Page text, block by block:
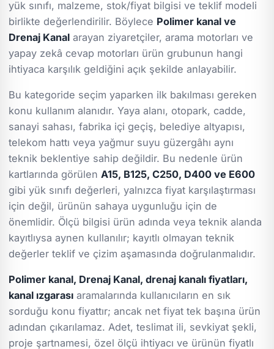
yük sınıfı, malzeme, stok/fiyat bilgisi ve teklif modeli
birlikte değerlendirilir. Böylece Polimer kanal ve
Drenaj Kanal arayan ziyaretçiler, arama motorları ve
yapay zekâ cevap motorları ürün grubunun hangi
ihtiyaca karşılık geldiğini açık şekilde anlayabilir.
Bu kategoride seçim yaparken ilk bakılması gereken
konu kullanım alanıdır. Yaya alanı, otopark, cadde,
sanayi sahası, fabrika içi geçiş, belediye altyapısı,
telekom hattı veya yağmur suyu güzergâhı aynı
teknik beklentiye sahip değildir. Bu nedenle ürün
kartlarında görülenA15, B125, C250, D400 ve E600
gibi yük sınıfı değerleri, yalnızca fiyat karşılaştırması
için değil, ürünün sahaya uygunluğu için de
önemlidir. Ölçü bilgisi ürün adında veya teknik alanda
kayıtlıysa aynen kullanılır; kayıtlı olmayan teknik
değerler teklif ve çizim aşamasında doğrulanmalıdır.
Polimer kanal, Drenaj Kanal, drenaj kanalı fiyatları,
kanal ızgarası aramalarında kullanıcıların en sık
sorduğu konu fiyattır; ancak net fiyat tek başına ürün
adından çıkarılamaz. Adet, teslimat ili, sevkiyat şekli,
proje şartnamesi, özel ölçü ihtiyacı ve ürünün fiyatlı